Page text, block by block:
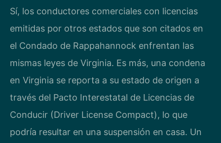
Sí, los conductores comerciales con licencias
emitidas por otros estados que son citados en
el Condado de Rappahannock enfrentan las
mismas leyes de Virginia. Es más, una condena
en Virginia se reporta a su estado de origen a
través del Pacto Interestatal de Licencias de
Conducir (Driver License Compact), lo que
podría resultar en una suspensión en casa. Un